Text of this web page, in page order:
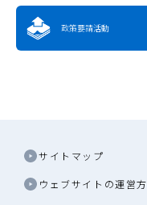
政策要請活動
サイトマップ
ウェブサイトの運営